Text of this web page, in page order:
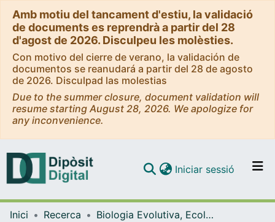
Amb motiu del tancament d'estiu, la validació
de documents es reprendrà a partir del 28
d'agost de 2026. Disculpeu les molèsties.
Con motivo del cierre de verano, la validación de
documentos se reanudará a partir del 28 de agosto
de 2026. Disculpad las molestias
Due to the summer closure, document validation will
resume starting August 28, 2026. We apologize for
any inconvenience.
Navega per tot el DD
Iniciar sessió (current)
Inici Recerca
Biologia Evolutiva, Ecologia i Ciències Ambientals